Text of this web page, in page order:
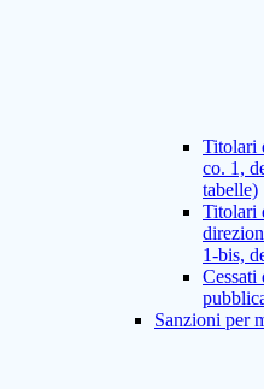
Titolari
co. 1,
tabelle)
Titolari
1-bis,
Cessati
Sanzioni per